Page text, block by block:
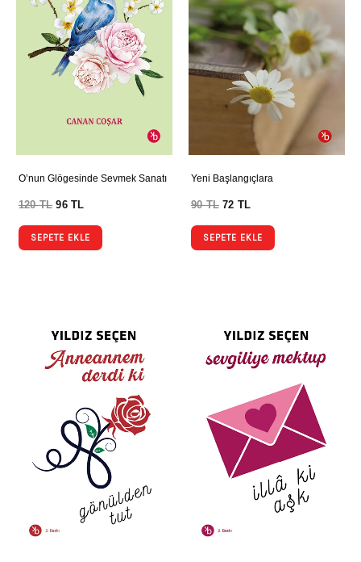
O’nun Glögesinde Sevmek Sanatı
120TL 96TL
SEPETE EKLE
Yeni Başlangıçlara
90TL 72 TL
SEPETE EKLE